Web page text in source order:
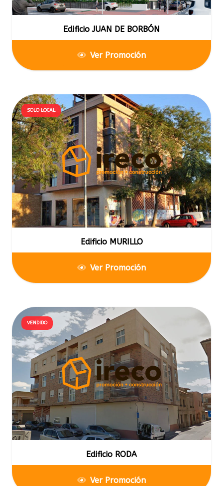
Edificio JUAN DE BORBÓN
Ver Promoción
SOLO LOCAL
Edificio MURILLO
Ver Promoción
VENDIDO
Edificio RODA
Ver Promoción